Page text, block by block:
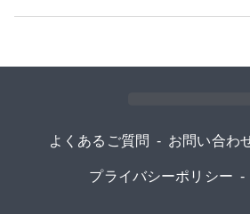
よくあるご質問 - お問い合わ
プライバシーポリシー -